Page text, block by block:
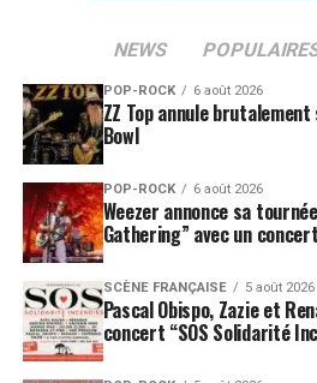
NEWS
POP-ROCK 6 août 2026
ZZ Top annule
Bowl
POP-ROCK 6 août 2026
Weezer annonce sa
Gathering” avec un
SCÈNE FRANÇAISE 5 août 2026
Pascal Obispo, Zazie et
concert “SOS Solidarité